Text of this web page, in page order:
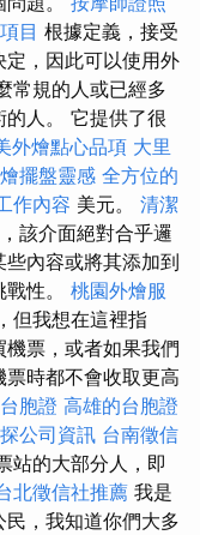
目 根據定義，接受
，因此可以使用外
常規的人或已經多
人。 它提供了很
外燴點心品項 大里
擺盤靈感 全方位的
作內容 美元。 清潔
該介面絕對合乎邏
內容或將其添加到
性。 桃園外燴服
但我想在這裡指
票，或者如果我們
時都不會收取更高
胞證 高雄的台胞證
公司資訊 台南徵信
站的大部分人，即
北徵信社推薦 我是
，我知道你們大多